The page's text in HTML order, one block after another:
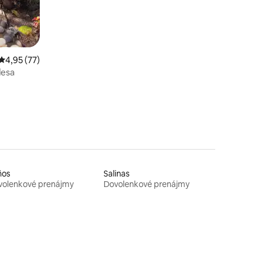
ohodnotenie 4,95 z 5, počet hodnotení: 77
4,95 (77)
prenájmy
Salinas
Dovolenkové prenájmy